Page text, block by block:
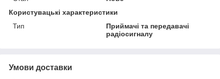
Користувацькі характеристики
Тип
Приймачі та передавачі
радіосигналу
Умови доставки